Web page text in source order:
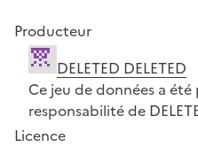
Producteur
DELETED DELETED
Ce jeu de données a
responsabilité de
Licence